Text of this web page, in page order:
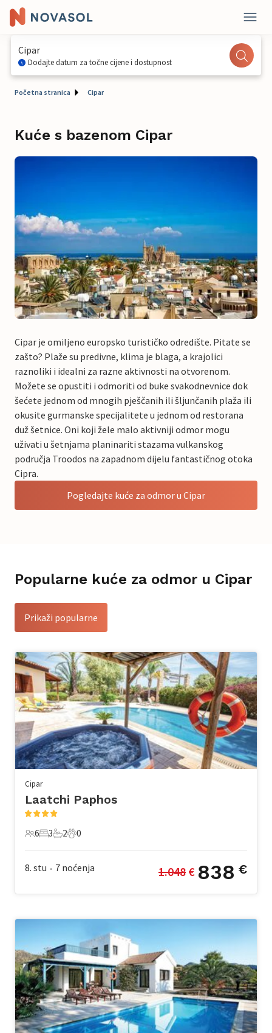
Cipar
Dodajte datum za točne cijene i dostupnost
Početna stranica Cipar
Kuće s bazenom Cipar
Cipar je omiljeno europsko turističko odredište. Pitate se
zašto? Plaže su predivne, klima je blaga, a krajolici
raznoliki i idealni za razne aktivnosti na otvorenom.
Možete se opustiti i odmoriti od buke svakodnevnice dok
šećete jednom od mnogih pješčanih ili šljunčanih plaža ili
okusite gurmanske specijalitete u jednom od restorana
duž šetnice. Oni koji žele malo aktivniji odmor mogu
uživati u šetnjama planinariti stazama vulkanskog
područja Troodos na zapadnom dijelu fantastičnog otoka
Cipra.
Pogledajte kuće za odmor u Cipar
Popularne kuće za odmor u Cipar
Prikaži popularne
Cipar
Laatchi Paphos
6 Gosti
6
3 Spavaće sobe
3
2 Kupaonice
2
0 Kućni ljubimac
0
8. stu • 7 noćenja 1.048 € 838 €